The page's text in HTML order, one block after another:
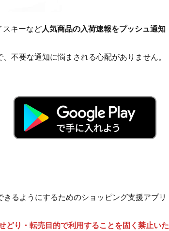
スキーなど人気商品の入荷速報をプッシュ通知
、不要な通知に悩まされる心配がありません。
るようにするためのショッピング支援アプリ
どり・転売目的で利用することを固く禁止いた